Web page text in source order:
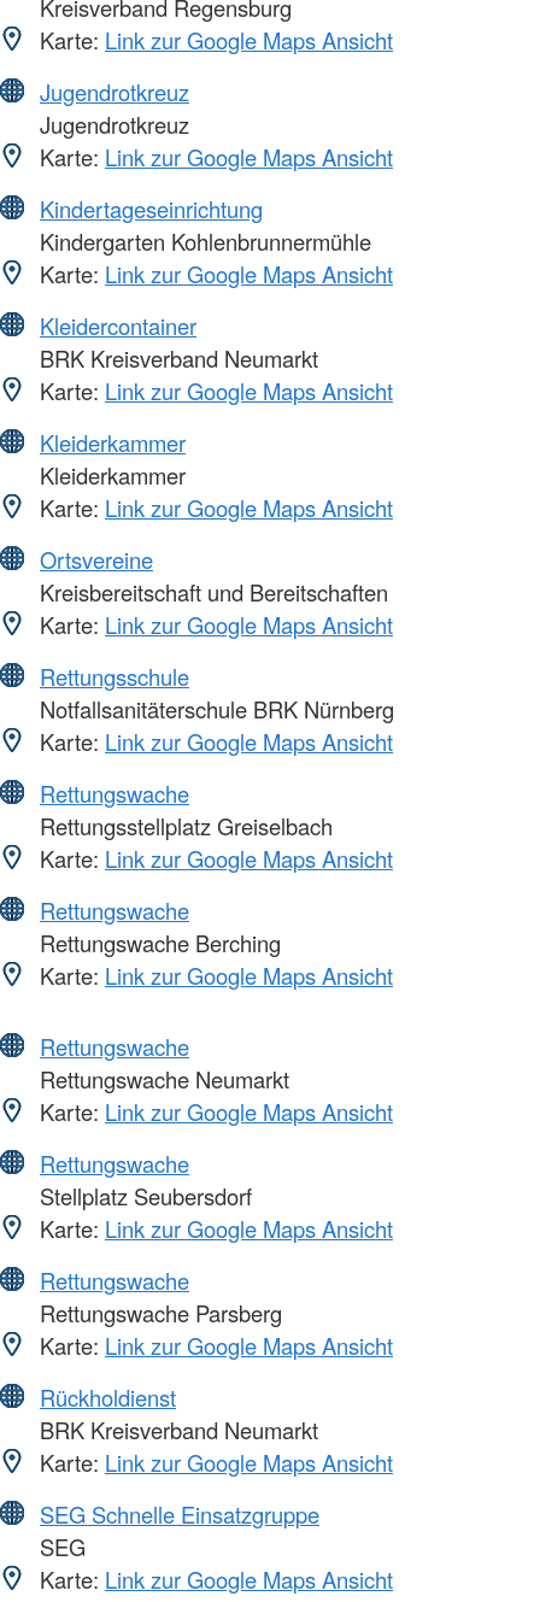
Kreisverband Regensburg
Karte: Link zur Google Maps Ansicht
Jugendrotkreuz
Jugendrotkreuz
Karte: Link zur Google Maps Ansicht
Kindertageseinrichtung
Kindergarten Kohlenbrunnermühle
Karte: Link zur Google Maps Ansicht
Kleidercontainer
BRK Kreisverband Neumarkt
Karte: Link zur Google Maps Ansicht
Kleiderkammer
Kleiderkammer
Karte: Link zur Google Maps Ansicht
Ortsvereine
Kreisbereitschaft und Bereitschaften
Karte: Link zur Google Maps Ansicht
Rettungsschule
Notfallsanitäterschule BRK Nürnberg
Karte: Link zur Google Maps Ansicht
Rettungswache
Rettungsstellplatz Greiselbach
Karte: Link zur Google Maps Ansicht
Rettungswache
Rettungswache Berching
Karte: Link zur Google Maps Ansicht
Rettungswache
Rettungswache Neumarkt
Karte: Link zur Google Maps Ansicht
Rettungswache
Stellplatz Seubersdorf
Karte: Link zur Google Maps Ansicht
Rettungswache
Rettungswache Parsberg
Karte: Link zur Google Maps Ansicht
Rückholdienst
BRK Kreisverband Neumarkt
Karte: Link zur Google Maps Ansicht
SEG Schnelle Einsatzgruppe
SEG
Karte: Link zur Google Maps Ansicht